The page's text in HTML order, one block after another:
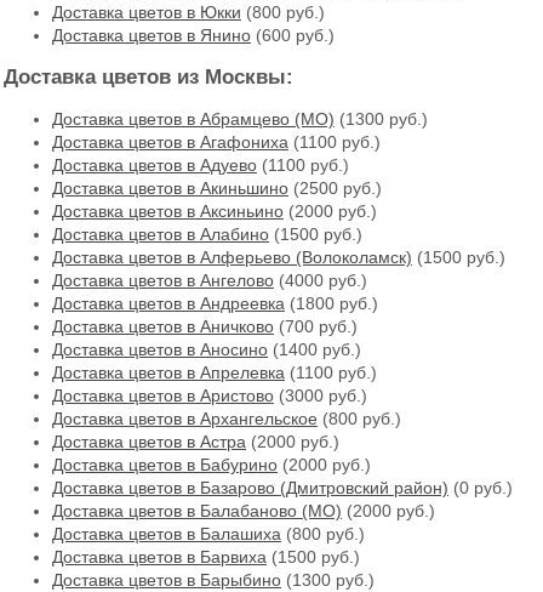
Доставка цветов в Юкки (800 руб.)
Доставка цветов в Янино (600 руб.)
Доставка цветов из Москвы:
Доставка цветов в Абрамцево (МО) (1300 руб.)
Доставка цветов в Агафониха (1100 руб.)
Доставка цветов в Адуево (1100 руб.)
Доставка цветов в Акиньшино (2500 руб.)
Доставка цветов в Аксиньино (2000 руб.)
Доставка цветов в Алабино (1500 руб.)
Доставка цветов в Алферьево (Волоколамск) (1500 руб.)
Доставка цветов в Ангелово (4000 руб.)
Доставка цветов в Андреевка (1800 руб.)
Доставка цветов в Аничково (700 руб.)
Доставка цветов в Аносино (1400 руб.)
Доставка цветов в Апрелевка (1100 руб.)
Доставка цветов в Аристово (3000 руб.)
Доставка цветов в Архангельское (800 руб.)
Доставка цветов в Астра (2000 руб.)
Доставка цветов в Бабурино (2000 руб.)
Доставка цветов в Базарово (Дмитровский район) (0 руб.)
Доставка цветов в Балабаново (МО) (2000 руб.)
Доставка цветов в Балашиха (800 руб.)
Доставка цветов в Барвиха (1500 руб.)
Доставка цветов в Барыбино (1300 руб.)